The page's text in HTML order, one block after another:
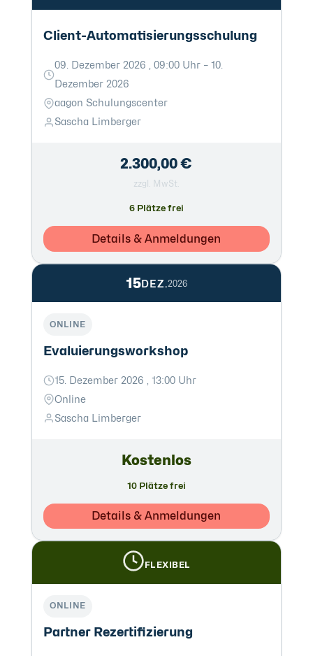
Client-Automatisierungsschulung
09. Dezember 2026 , 09:00 Uhr – 10.
Dezember 2026
aagon Schulungscenter
Sascha Limberger
2.300,00 €
zzgl. MwSt.
6 Plätze frei
Details & Anmeldungen
15DEZ.2026
ONLINE
Evaluierungsworkshop
15. Dezember 2026 , 13:00 Uhr
Online
Sascha Limberger
Kostenlos
10 Plätze frei
Details & Anmeldungen
FLEXIBEL
ONLINE
Partner Rezertifizierung